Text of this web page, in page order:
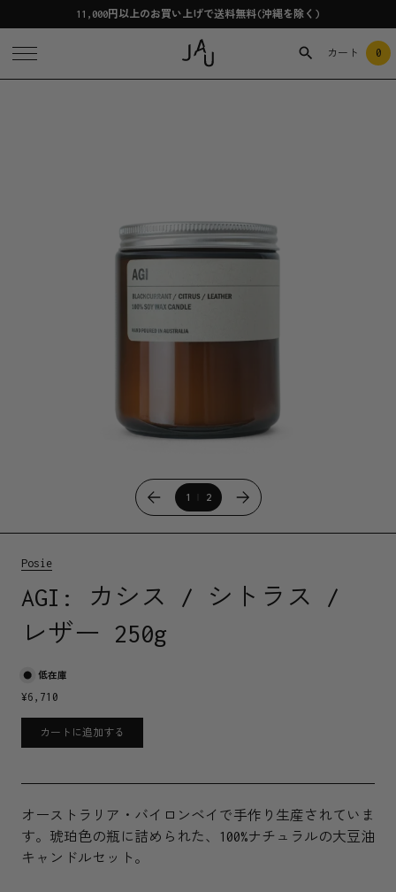
11,000円以上のお買い上げで送料無料(沖縄を除く)
カート 0
1 2
Posie
AGI: カシス / シトラス /
レザー 250g
低在庫
¥6,710
カートに追加する
オーストラリア・バイロンベイで手作り生産されていま
す。琥珀色の瓶に詰められた、100%ナチュラルの大豆油
キャンドルセット。